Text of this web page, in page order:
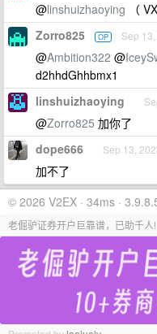
@linshuizhaoying （
Zorro825 OP Sep
@Ambition322 @
d2hhdGhhbmx1
linshuizhaoying
@Zorro825 加你了
dope666 Sep 13,
加不了
© 2026 V2EX · 34ms ·
老倔驴证券开户巨靠谱，已助千人!